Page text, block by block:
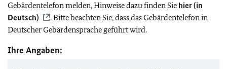
Gebärdentelefon melden, Hinweise dazu finden Sie hier (in
Deutsch)
. Bitte beachten Sie, dass das Gebärdentelefon in
Deutscher Gebärdensprache geführt wird.
Ihre Angaben: